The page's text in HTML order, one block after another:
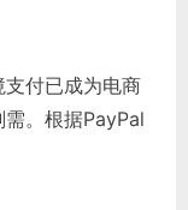
付已成为电商
。根据PayPal